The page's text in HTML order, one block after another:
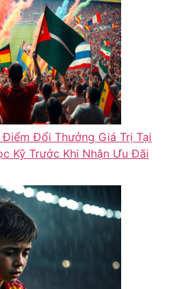
Điểm Đổi Thưởng Giá Trị Tại
Kỹ Trước Khi Nhận Ưu Đãi